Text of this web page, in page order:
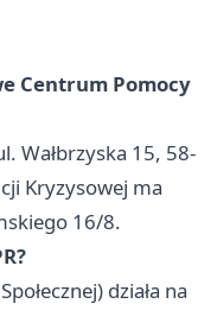
Centrum Pomocy
Wałbrzyska 15, 58-
Kryzysowej ma
16/8.
działa na